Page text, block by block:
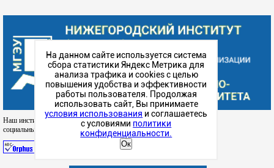
Наш институт в
социальных сетях
На данном сайте используется система
сбора статистики Яндекс Метрика для
анализа трафика и cookies с целью
повышения удобства и эффективности
работы пользователя. Продолжая
использовать сайт, Вы принимаете
условия использования и соглашаетесь
с условиями политики
конфиденциальности.
Ок